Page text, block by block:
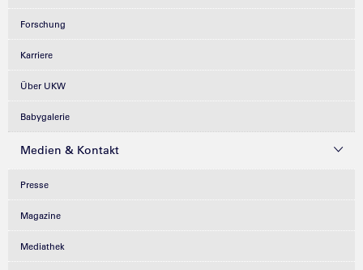
Forschung
Karriere
Über UKW
Babygalerie
Medien & Kontakt
Presse
Magazine
Mediathek